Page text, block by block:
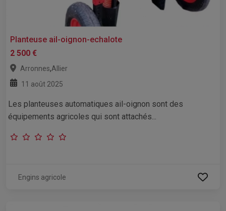
Planteuse ail-oignon-echalote
2 500 €
Arronnes,Allier
11 août 2025
Les planteuses automatiques ail-oignon sont des
équipements agricoles qui sont attachés...
Engins agricole